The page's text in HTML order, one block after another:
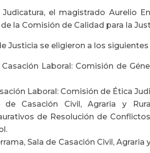
el magistrado Aurelio
la Comisión de Calidad para la
Justicia se eligieron a los
Laboral: Comisión de
Laboral: Comisión de Ética
de Casación Civil, Agraria y
de Resolución de
Sala de Casación Civil, Agraria